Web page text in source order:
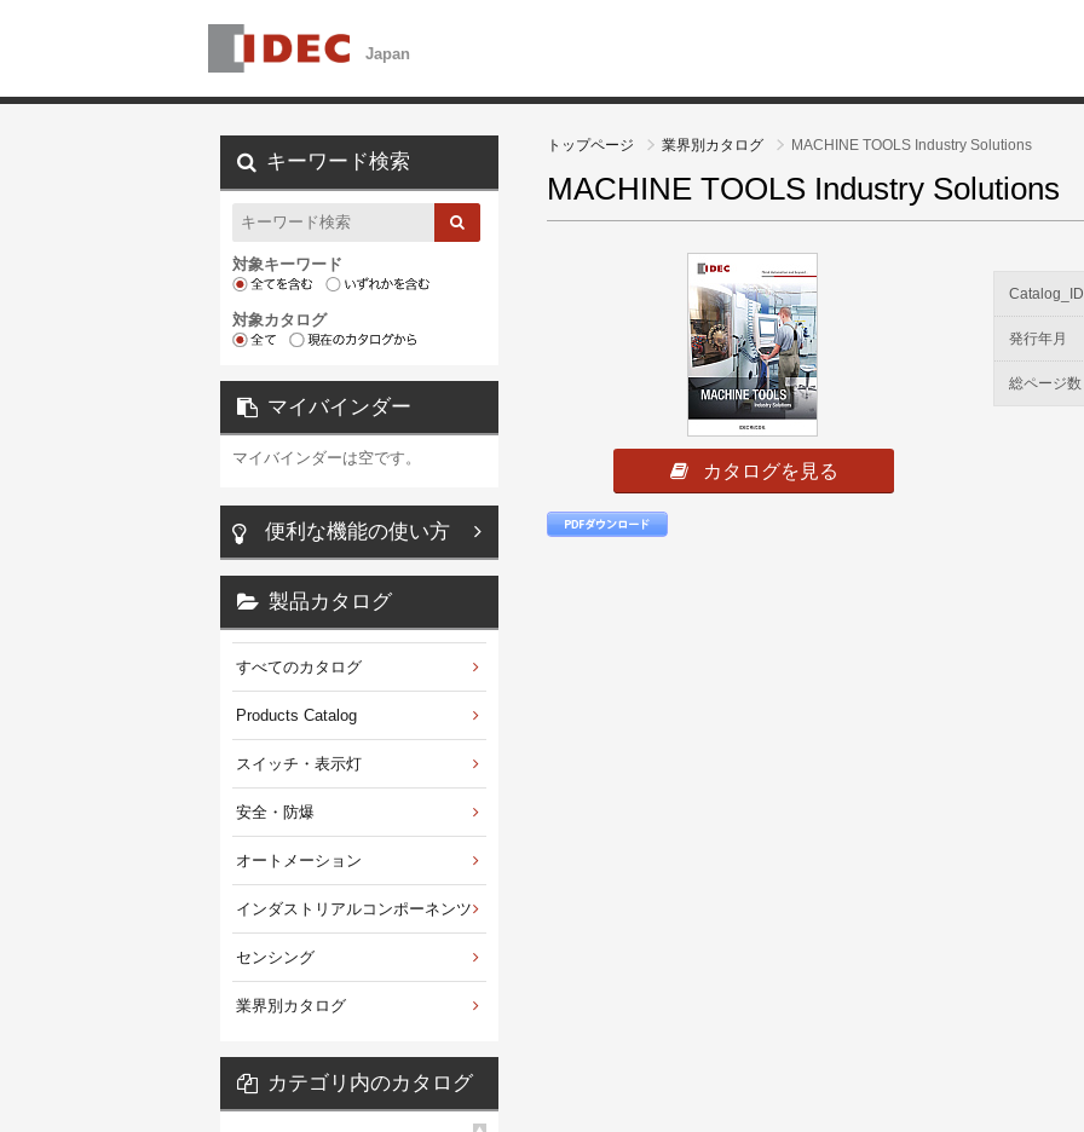
トップページ 業界別カタログ MACHINE TOOLS Industry Solutions
MACHINE TOOLS Industry Solutions
Catalog_ID
発行年月
総ページ数
キーワード検索
対象キーワード
対象カタログ
マイバインダー
マイバインダーは空です。
便利な機能の使い方
製品カタログ
すべてのカタログ
Products Catalog
スイッチ・表示灯
安全・防爆
オートメーション
インダストリアルコンポーネンツ
センシング
業界別カタログ
カテゴリ内のカタログ